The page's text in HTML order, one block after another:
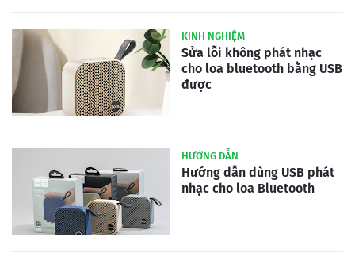
KINH NGHIỆM
Sửa lỗi không phát nhạc
cho loa bluetooth bằng USB
được
HƯỚNG DẪN
Hướng dẫn dùng USB phát
nhạc cho loa Bluetooth